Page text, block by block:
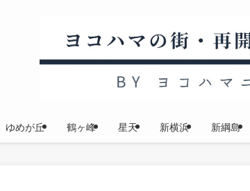
ゆめが丘 鶴ヶ峰 星天 新横浜 新綱島